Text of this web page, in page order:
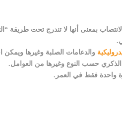
بمعنى أنها لا تندرج تحت طريقة
والدعامات الصلبة وغيرها
حسب النوع وغيرها من العوامل.
واحدة فقط في العمر.